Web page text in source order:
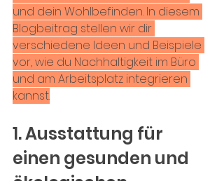
und dein Wohlbefinden. In diesem
Blogbeitrag stellen wir dir
verschiedene Ideen und Beispiele
vor, wie du Nachhaltigkeit im Büro
und am Arbeitsplatz integrieren
kannst.
1. Ausstattung für
einen gesunden und